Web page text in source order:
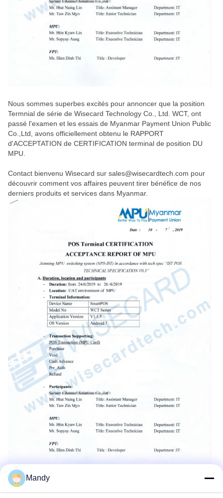
Nous sommes superbes excités pour annoncer que la position
Termnial de série de Wisecard Technology Co., Ltd. WCT, ont
passé l'examen et les essais de Myanmar Payment Union Public
Co.,Ltd, avons officiellement obtenu le RAPPORT
d'ACCEPTATION de CERTIFICATION terminal de position DU
MPU.
Contact bienvenu Wisecard sur sales@wisecardtech.com pour
découvrir comment vos affaires peuvent tirer bénéfice de nos
derniers produits et services dans Myanmar.
Mandy